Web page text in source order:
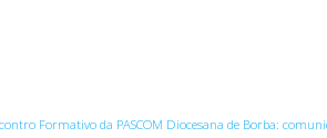
Formativo da PASCOM Diocesana de Borba: